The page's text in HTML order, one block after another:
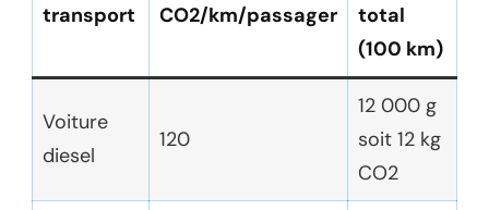
transport
CO2/km/passager
total
(100 km)
Voiture
diesel
120
12 000 g
soit 12 kg
CO2